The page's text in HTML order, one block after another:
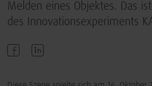
Melden eines Objektes. Das
des Innovationsexperiments